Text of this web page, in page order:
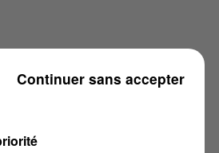
Continuer sans accepter